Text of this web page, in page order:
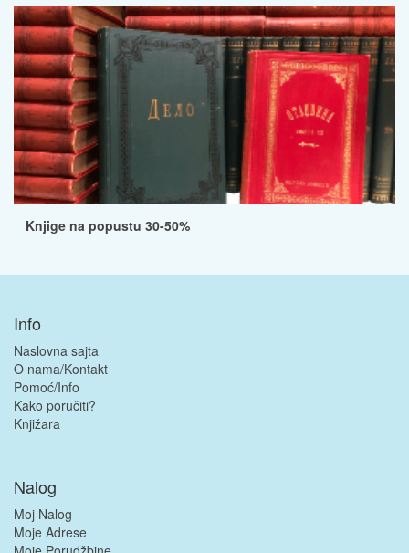
Knjige na popustu 30-50%
Info
Naslovna sajta
O nama/Kontakt
Pomoć/Info
Kako poručiti?
Knjižara
Nalog
Moj Nalog
Moje Adrese